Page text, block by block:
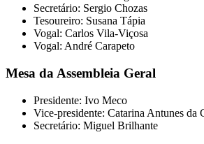
Secretário: Sergio Chozas
Tesoureiro: Susana Tápia
Vogal: Carlos Vila-Viçosa
Vogal: André Carapeto
Mesa da Assembleia Geral
Presidente: Ivo Meco
Vice-presidente: Catarina Antunes da
Secretário: Miguel Brilhante